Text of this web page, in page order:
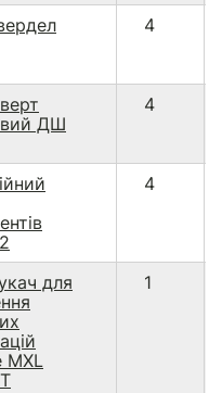
4
ДШ
4
4
для
MXL
1